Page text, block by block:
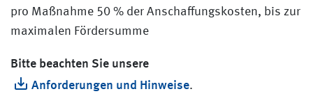
pro Maßnahme 50 % der Anschaffungskosten, bis zur
maximalen Fördersumme
Bitte beachten Sie unsere
Anforderungen und Hinweise.